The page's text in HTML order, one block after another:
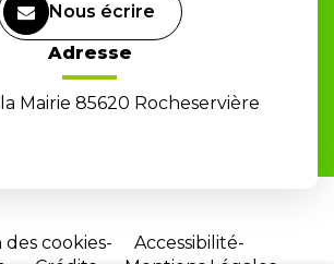
Nous écrire
Adresse
Mairie 85620 Rocheservière
des cookies
Accessibilité